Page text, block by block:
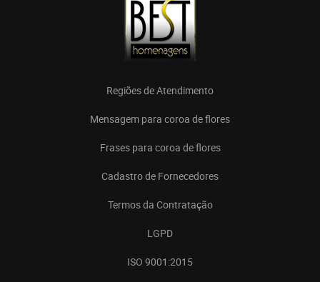
Regiões de Atendimento
Mensagem para coroa de flores
Frases para coroa de flores
Cadastro de Fornecedores
Termos da Contratação
LGPD
ISO 9001:2015